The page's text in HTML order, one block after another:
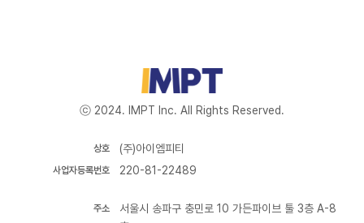
ⓒ 2024. IMPT Inc. All Rights Reserved.
(주)아이엠피티
상호
사업자등록번호
220-81-22489
주소
서울시 송파구 충민로 10 가든파이브 툴 3층 A-8